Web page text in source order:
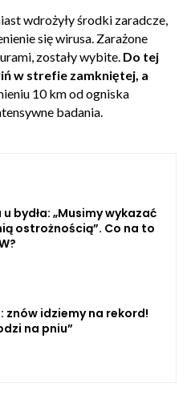
wdrożyły środki zaradcze,
się wirusa. Zarażone
zostały wybite. Do tej
w strefie zamkniętej, a
10 km od ogniska
badania.
bydła: „Musimy wykazać
ostrożnością”. Co na to
znów idziemy na rekord!
na pniu”